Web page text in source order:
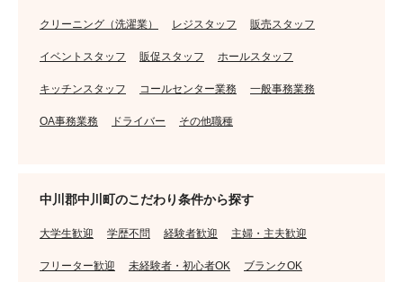
クリーニング（洗濯業） レジスタッフ 販売スタッフ
イベントスタッフ 販促スタッフ ホールスタッフ
キッチンスタッフ コールセンター業務 一般事務業務
OA事務業務 ドライバー その他職種
中川郡中川町のこだわり条件から探す
大学生歓迎 学歴不問 経験者歓迎 主婦・主夫歓迎
フリーター歓迎 未経験者・初心者OK ブランクOK